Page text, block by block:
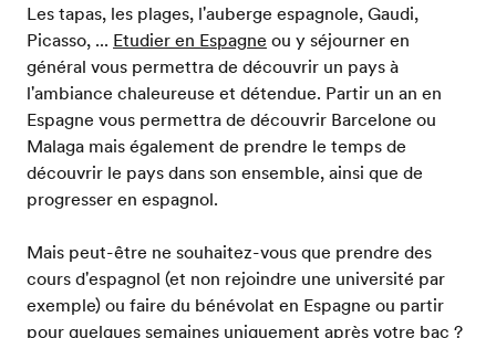
Les tapas, les plages, l'auberge espagnole, Gaudi,
Picasso, ... Etudier en Espagne ou y séjourner en
général vous permettra de découvrir un pays à
l'ambiance chaleureuse et détendue. Partir un an en
Espagne vous permettra de découvrir Barcelone ou
Malaga mais également de prendre le temps de
découvrir le pays dans son ensemble, ainsi que de
progresser en espagnol.
Mais peut-être ne souhaitez-vous que prendre des
cours d'espagnol (et non rejoindre une université par
exemple) ou faire du bénévolat en Espagne ou partir
pour quelques semaines uniquement après votre bac ?